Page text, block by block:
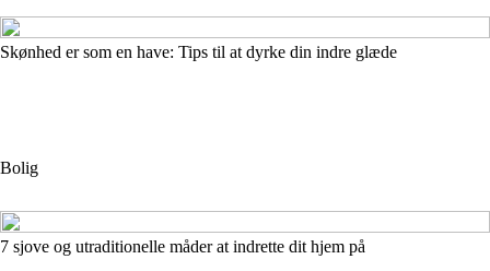
Skønhed er som en have: Tips til at dyrke din indre glæde
Bolig
7 sjove og utraditionelle måder at indrette dit hjem på